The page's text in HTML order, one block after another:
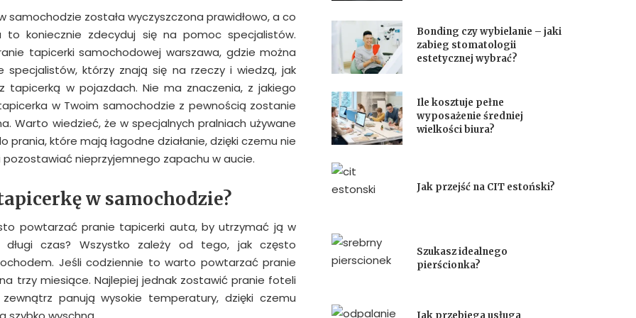
samochodzie została wyczyszczona prawidłowo, a co
to koniecznie zdecyduj się na pomoc specjalistów.
tapicerki samochodowej warszawa, gdzie można
którzy znają się na rzeczy i wiedzą, jak
tapicerką w pojazdach. Nie ma znaczenia, z jakiego
w Twoim samochodzie z pewnością zostanie
Warto wiedzieć, że w specjalnych pralniach używane
prania, które mają łagodne działanie, dzięki czemu nie
pozostawiać nieprzyjemnego zapachu w aucie.
w samochodzie?
powtarzać pranie tapicerki auta, by utrzymać ją w
długi czas? Wszystko zależy od tego, jak często
Jeśli codziennie to warto powtarzać pranie
trzy miesiące. Najlepiej jednak zostawić pranie foteli
panują wysokie temperatury, dzięki czemu
Bonding czy wybielanie – jaki
zabieg stomatologii
estetycznej wybrać?
Ile kosztuje pełne
wyposażenie średniej
wielkości biura?
Jak przejść na CIT estoński?
Szukasz idealnego
pierścionka?